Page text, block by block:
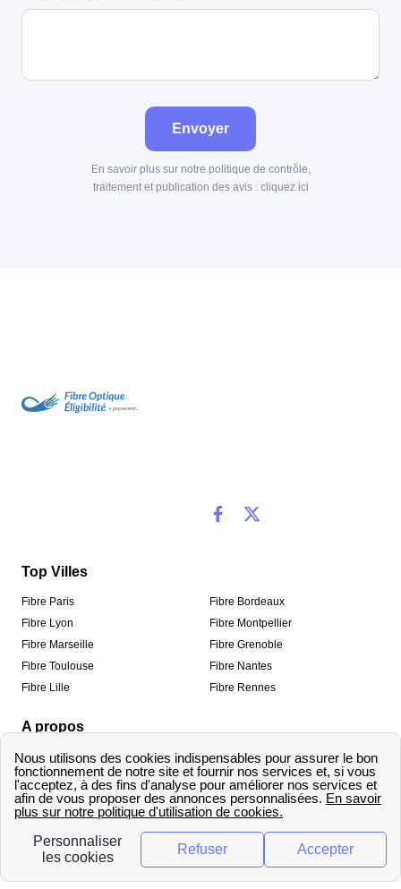
Envoyer
En savoir plus sur notre politique de contrôle,
traitement et publication des avis : cliquez ici
Top Villes
Fibre Paris
Fibre Lyon
Fibre Marseille
Fibre Toulouse
Fibre Lille
Fibre Bordeaux
Fibre Montpellier
Fibre Grenoble
Fibre Nantes
Fibre Rennes
A propos
Qui sommes-nous ?
Informations de contact
Méthodologie de classement
Mentions légales
Traitement des avis
Copyright © fibre-optique-eligibilite.fr 2026 – Tous
droits réservés